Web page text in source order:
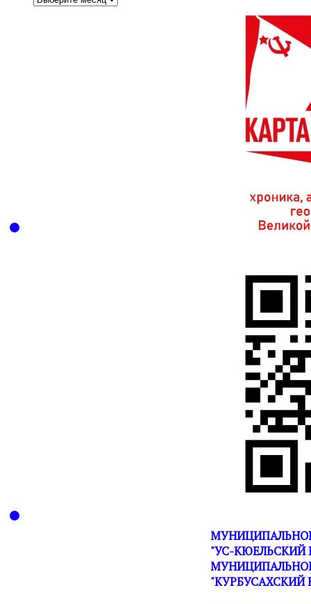
"УС-КЮЕЛЬСКИЙ
"КУРБУСАХСКИЙ